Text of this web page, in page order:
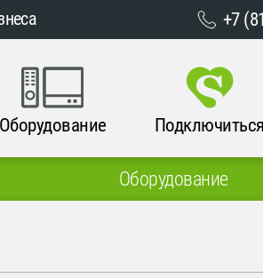
+7
Оборудование Подключиться
Оборудование